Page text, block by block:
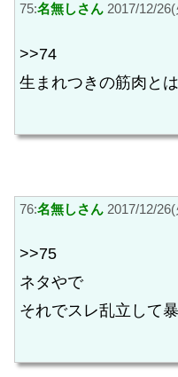
75:名無しさん 2017/12/
>>74
生まれつきの筋肉とは
76:名無しさん 2017/12/
>>75
ネタやで
それでスレ乱立して